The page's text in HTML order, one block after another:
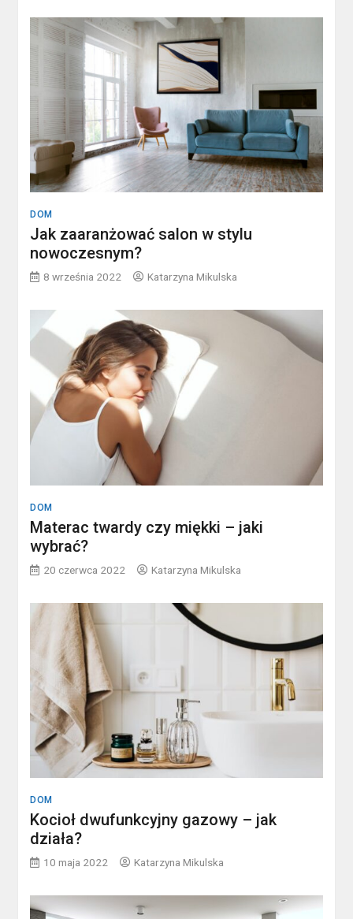
DOM
Jak zaaranżować salon w stylu
nowoczesnym?
8 września 2022 Katarzyna Mikulska
DOM
Materac twardy czy miękki – jaki
wybrać?
20 czerwca 2022 Katarzyna Mikulska
DOM
Kocioł dwufunkcyjny gazowy – jak
działa?
10 maja 2022 Katarzyna Mikulska